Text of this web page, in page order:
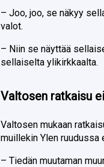
– Joo, joo, se näkyy
valot.
– Niin se näyttää
sellaiselta ylikirkkaalta.
Valtosen ratkaisu
Valtosen mukaan
muillekin Ylen
– Tiedän muutaman